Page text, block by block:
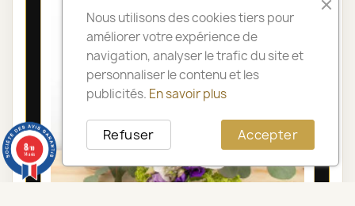
Nous utilisons des cookies tiers pour
améliorer votre expérience de
navigation, analyser le trafic du site et
personnaliser le contenu et les
publicités. En savoir plus
Accepter
Refuser
8/10
14 avis